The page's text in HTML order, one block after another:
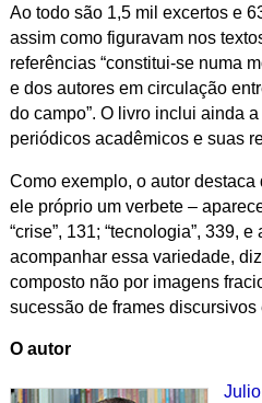
Ao todo são 1,5 mil excertos e
assim como figuravam nos
referências “constitui-se numa
e dos autores em circulação
do campo”. O livro inclui ainda
periódicos acadêmicos e suas
Como exemplo, o autor destaca
ele próprio um verbete –
“crise”, 131; “tecnologia”, 339,
acompanhar essa variedade,
composto não por imagens
sucessão de frames discursivos
O autor